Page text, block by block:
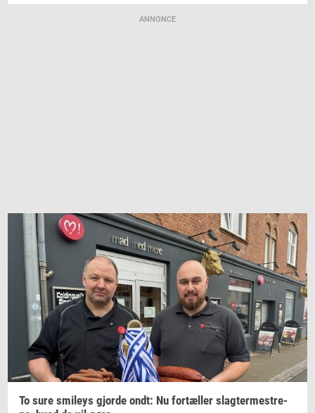
ANNONCE
To sure smileys gjor­de ondt: Nu for­tæl­ler slag­ter­me­stre­